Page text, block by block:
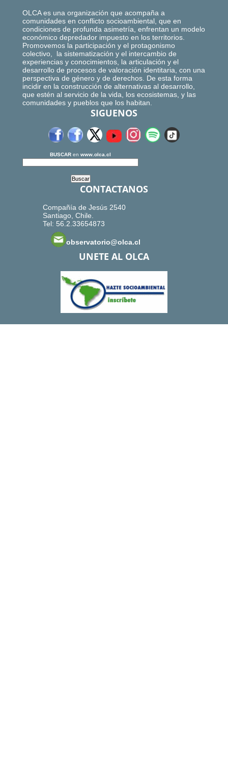
OLCA es una organización que acompaña a
comunidades en conflicto socioambiental, que en
condiciones de profunda asimetría, enfrentan un modelo
económico depredador impuesto en los territorios.
Promovemos la participación y el protagonismo
colectivo, la sistematización y el intercambio de
experiencias y conocimientos, la articulación y el
desarrollo de procesos de valoración identitaria, con una
perspectiva de género y de derechos. De esta forma
incidir en la construcción de alternativas al desarrollo,
que estén al servicio de la vida, los ecosistemas, y las
comunidades y pueblos que los habitan.
SIGUENOS
BUSCAR en www.olca.cl
CONTACTANOS
Compañía de Jesús 2540
Santiago, Chile.
Tel: 56.2.33654873
observatorio@olca.cl
UNETE AL OLCA